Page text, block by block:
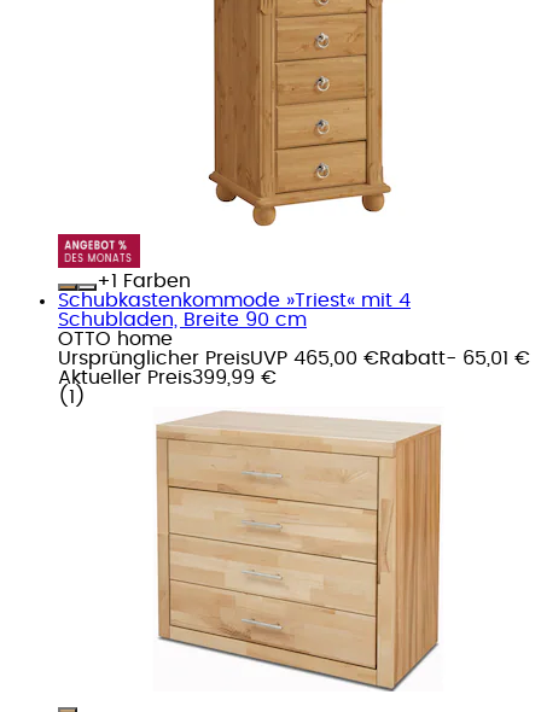
+
Farben
Schubkastenkommode »Triest« mit 4
Schubladen, Breite 90 cm
OTTO home
Ursprünglicher PreisUVP 465,00 €Rabatt- 65,01 €
Aktueller Preis399,99 €
( 1 )